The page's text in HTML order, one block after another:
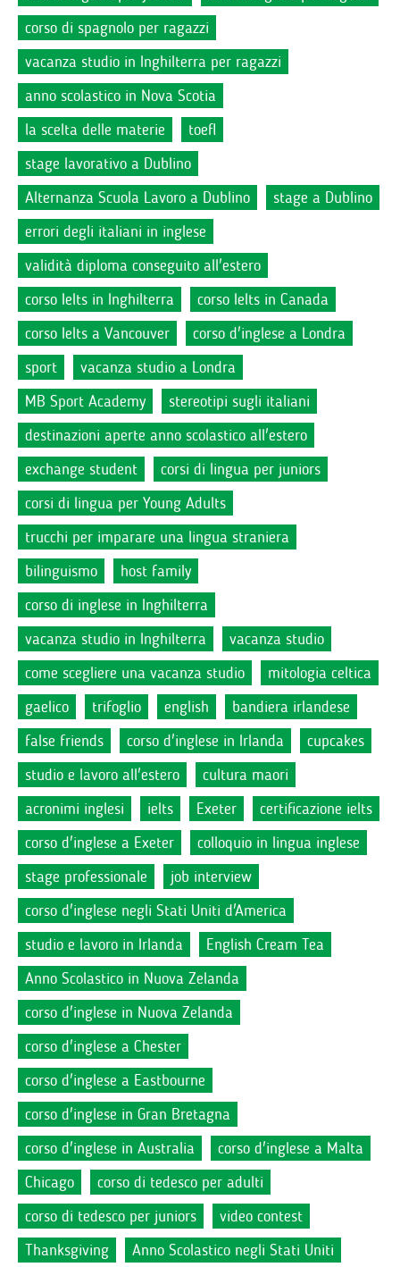
corso di spagnolo per ragazzi
vacanza studio in Inghilterra per ragazzi
anno scolastico in Nova Scotia
la scelta delle materie
toefl
stage lavorativo a Dublino
Alternanza Scuola Lavoro a Dublino
stage a Dublino
errori degli italiani in inglese
validità diploma conseguito all'estero
corso Ielts in Inghilterra
corso Ielts in Canada
corso Ielts a Vancouver
corso d'inglese a Londra
sport
vacanza studio a Londra
MB Sport Academy
stereotipi sugli italiani
destinazioni aperte anno scolastico all'estero
exchange student
corsi di lingua per juniors
corsi di lingua per Young Adults
trucchi per imparare una lingua straniera
bilinguismo
host family
corso di inglese in Inghilterra
vacanza studio in Inghilterra
vacanza studio
come scegliere una vacanza studio
mitologia celtica
gaelico
trifoglio english
bandiera irlandese
false friends
corso d'inglese in Irlanda
cupcakes
studio e lavoro all'estero
cultura maori
acronimi inglesi
ielts Exeter
certificazione ielts
corso d'inglese a Exeter
colloquio in lingua inglese
stage professionale
job interview
corso d'inglese negli Stati Uniti d'America
studio e lavoro in Irlanda
English Cream Tea
Anno Scolastico in Nuova Zelanda
corso d'inglese in Nuova Zelanda
corso d'inglese a Chester
corso d'inglese a Eastbourne
corso d'inglese in Gran Bretagna
corso d'inglese in Australia
corso d'inglese a Malta
Chicago
corso di tedesco per adulti
corso di tedesco per juniors
video contest
Thanksgiving
Anno Scolastico negli Stati Uniti